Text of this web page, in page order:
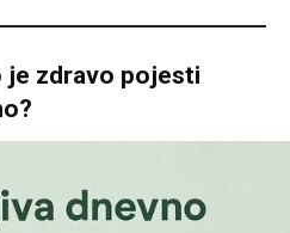
je zdravo pojesti